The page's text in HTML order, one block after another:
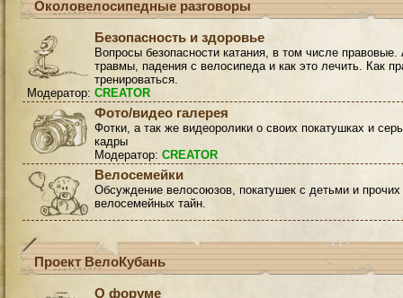
Околовелосипедные разговоры
Безопасность и здоровье
Вопросы безопасности катания, в том числе правовые.
травмы, падения с велосипеда и как это лечить. Как
тренироваться.
Модератор: CREATOR
Фото/видео галерея
Фотки, а так же видеоролики о своих покатушках и
кадры
Модератор: CREATOR
Велосемейки
Обсуждение велосоюзов, покатушек с детьми и прочих
велосемейных тайн.
Проект ВелоКубань
О форуме